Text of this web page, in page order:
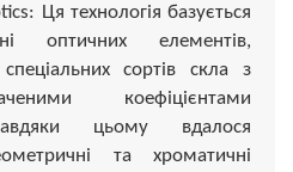
Ця технологія базується
оптичних елементів,
сортів скла з
коефіцієнтами
цьому вдалося
та хроматичні